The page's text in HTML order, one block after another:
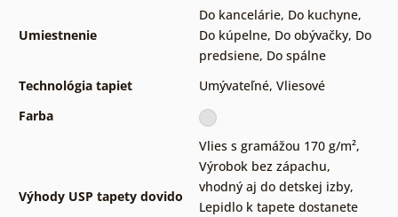
Umiestnenie
Do kancelárie, Do kuchyne,
Do kúpelne, Do obývačky, Do
predsiene, Do spálne
Technológia tapiet
Umývateľné, Vliesové
Farba
Výhody USP tapety dovido
Vlies s gramážou 170 g/m²,
Výrobok bez zápachu,
vhodný aj do detskej izby,
Lepidlo k tapete dostanete